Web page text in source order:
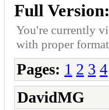
Full Version:
You're currently
with proper
Pages: 1 2 3 4
DavidMG